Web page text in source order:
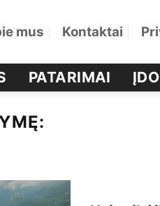
mus Kontaktai
PATARIMAI